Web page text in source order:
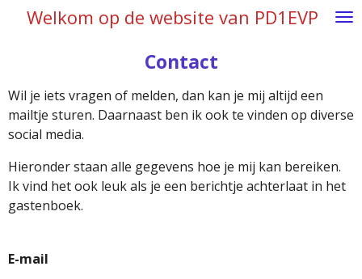
hoofdinhoud
Welkom op de website van PD1EVP
Contact
Wil je iets vragen of melden, dan kan je mij altijd een
mailtje sturen. Daarnaast ben ik ook te vinden op diverse
social media.
Hieronder staan alle gegevens hoe je mij kan bereiken.
Ik vind het ook leuk als je een berichtje achterlaat in het
gastenboek.
E-mail